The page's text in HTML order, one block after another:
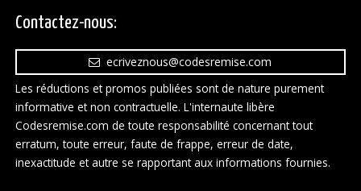
Contactez-nous:
ecriveznous@codesremise.com
Les réductions et promos publiées sont de nature purement
informative et non contractuelle. L'internaute libère
Codesremise.com de toute responsabilité concernant tout
erratum, toute erreur, faute de frappe, erreur de date,
inexactitude et autre se rapportant aux informations fournies.